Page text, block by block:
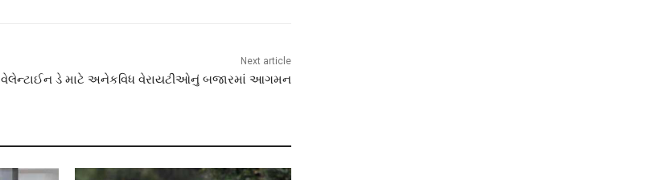
Next article
વેલેન્ટાઈન ડે માટે અનેકવિધ વેરાયટીઓનું બજારમાં આગમન